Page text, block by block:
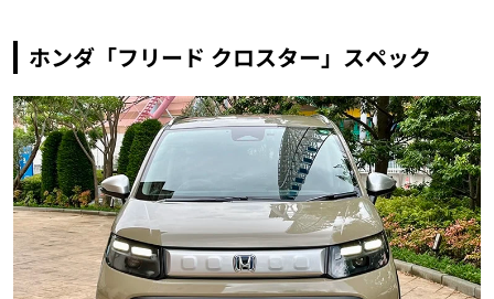
ホンダ「フリード クロスター」スペック